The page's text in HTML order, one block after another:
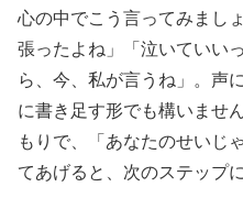
心の中でこう言ってみまし
張ったよね」「泣いていい
ら、今、私が言うね」。声
に書き足す形でも構いませ
もりで、「あなたのせいじ
てあげると、次のステップ